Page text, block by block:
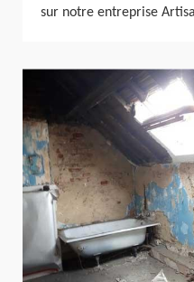
sur notre entreprise